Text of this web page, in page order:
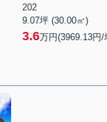
202
9.07坪 (30.00㎡)
3.6万円(3969.13円/